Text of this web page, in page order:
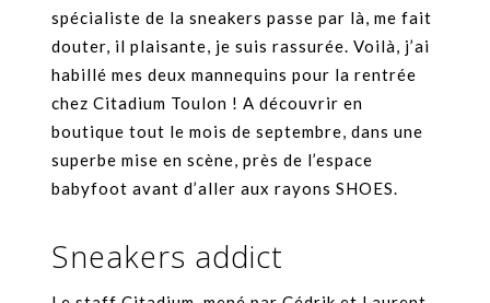
spécialiste de la sneakers passe par là, me fait
douter, il plaisante, je suis rassurée. Voilà, j’ai
habillé mes deux mannequins pour la rentrée
chez Citadium Toulon ! A découvrir en
boutique tout le mois de septembre, dans une
superbe mise en scène, près de l’espace
babyfoot avant d’aller aux rayons SHOES.
Sneakers addict